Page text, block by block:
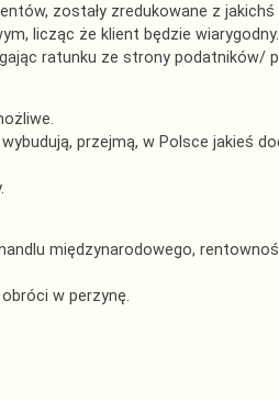
zostały zredukowane z jakichś
licząc że klient będzie wiarygodny.
ratunku ze strony podatników/
przejmą, w Polsce jakieś
międzynarodowego,
w perzynę.